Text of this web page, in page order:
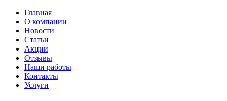
Главная
О компании
Новости
Статьи
Акции
Отзывы
Наши работы
Контакты
Услуги